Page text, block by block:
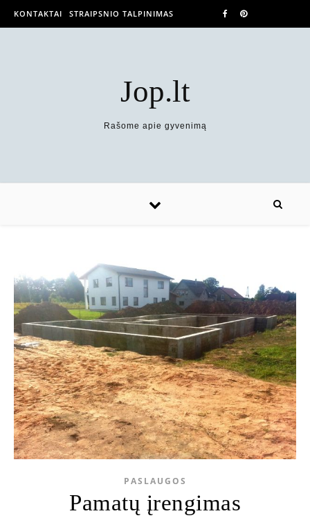
KONTAKTAI STRAIPSNIO TALPINIMAS
Jop.lt
Rašome apie gyvenimą
PASLAUGOS
Pamatų įrengimas